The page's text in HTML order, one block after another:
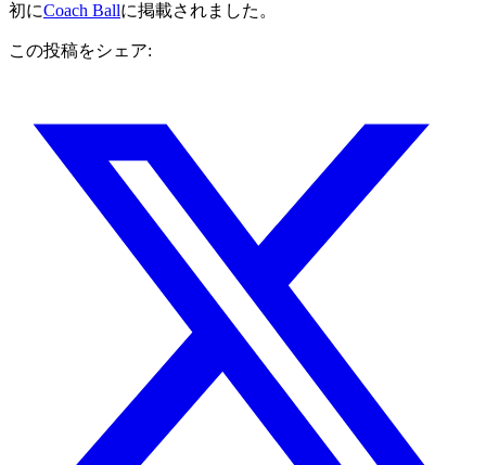
初にCoach Ballに掲載されました。
この投稿をシェア: